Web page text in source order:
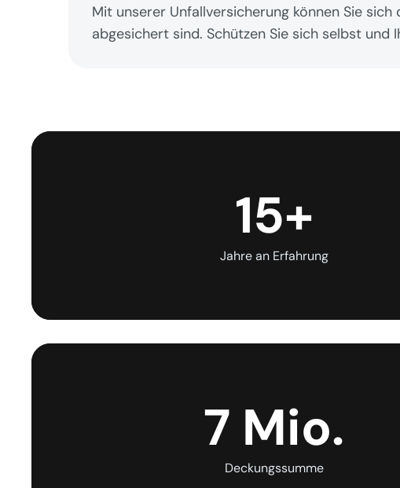
Mit unserer Unfallversicherung können Sie
abgesichert sind. Schützen Sie sich selbst und
15+
Jahre an Erfahrung
7 Mio.
Deckungssumme